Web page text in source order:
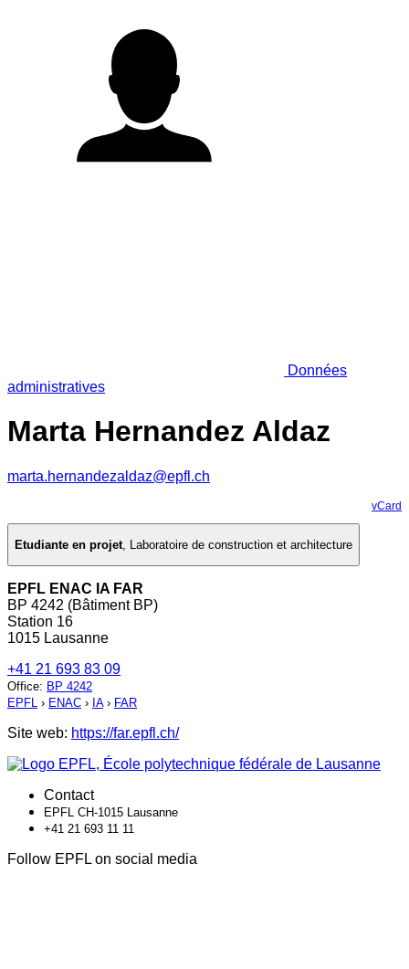
Données
administratives
Marta Hernandez Aldaz
marta.hernandezaldaz@epfl.ch
vCard
Etudiante en projet, Laboratoire de construction et architecture
EPFL ENAC IA FAR
BP 4242 (Bâtiment BP)
Station 16
1015 Lausanne
+41 21 693 83 09
Office: BP 4242
EPFL › ENAC › IA› FAR
Site web: https://far.epfl.ch/
Contact
EPFL CH-1015 Lausanne
+41 21 693 11 11
Follow EPFL on social media